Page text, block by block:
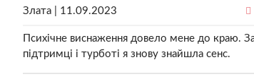
Злата | 11.09.2023
Психічне виснаження довело мене до краю.
підтримці і турботі я знову знайшла сенс.